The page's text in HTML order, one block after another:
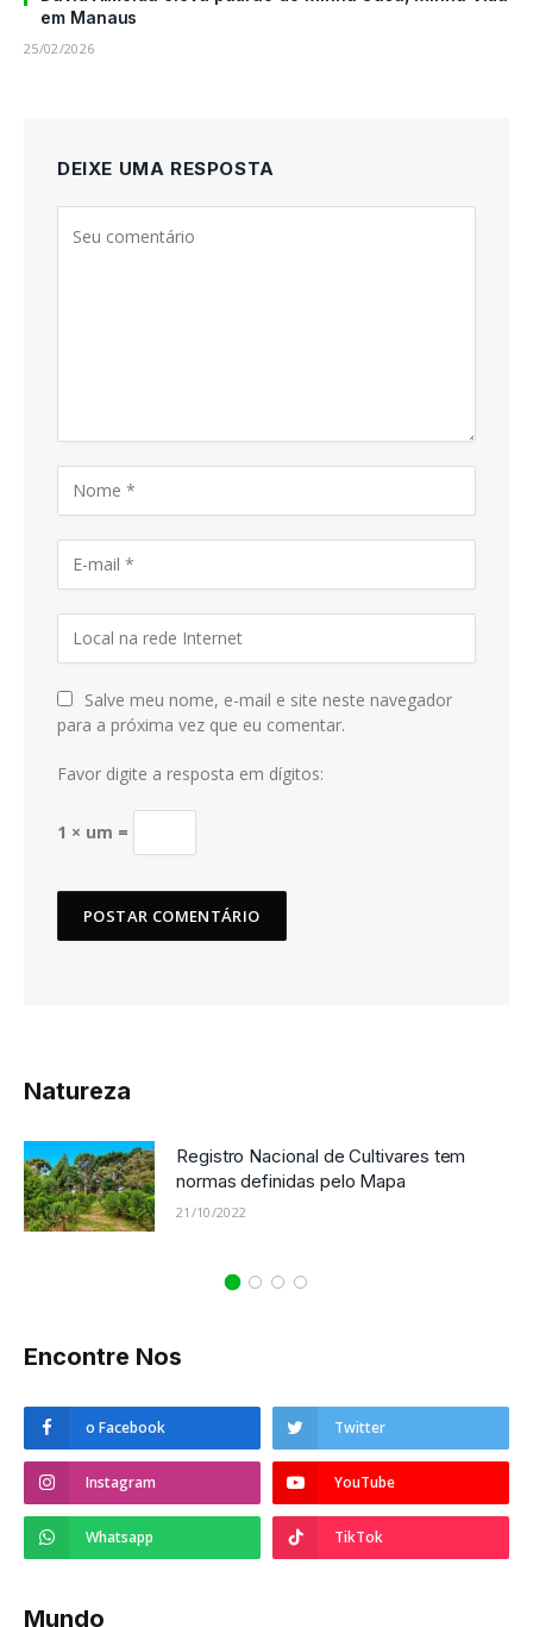
em Manaus
25/02/2026
DEIXE UMA RESPOSTA
Salve meu nome, e-mail e site neste navegador
para a próxima vez que eu comentar.
Favor digite a resposta em dígitos:
1 × um =
Natureza
Registro Nacional de Cultivares tem
normas definidas pelo Mapa
21/10/2022
Encontre Nos
o Facebook Twitter
Instagram YouTube
Whatsapp TikTok
Mundo